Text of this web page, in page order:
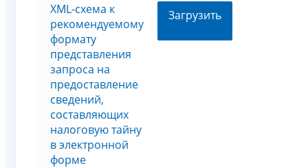
XML-схема к
рекомендуемому
формату
представления
запроса на
предоставление
сведений,
составляющих
налоговую тайну
в электронной
форме
Загрузить